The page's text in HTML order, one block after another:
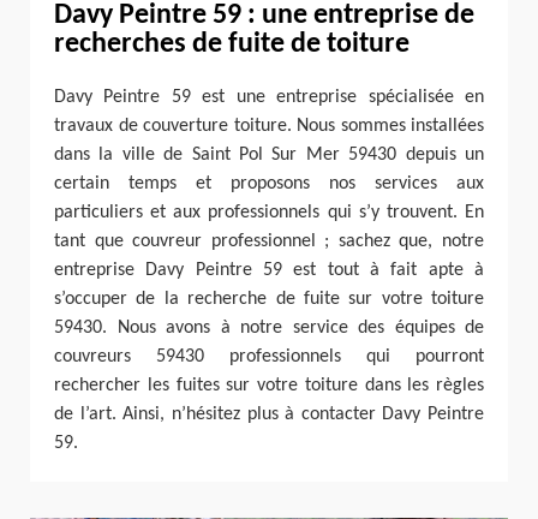
Davy Peintre 59 : une entreprise de
recherches de fuite de toiture
Davy Peintre 59 est une entreprise spécialisée en
travaux de couverture toiture. Nous sommes installées
dans la ville de Saint Pol Sur Mer 59430 depuis un
certain temps et proposons nos services aux
particuliers et aux professionnels qui s’y trouvent. En
tant que couvreur professionnel ; sachez que, notre
entreprise Davy Peintre 59 est tout à fait apte à
s’occuper de la recherche de fuite sur votre toiture
59430. Nous avons à notre service des équipes de
couvreurs 59430 professionnels qui pourront
rechercher les fuites sur votre toiture dans les règles
de l’art. Ainsi, n’hésitez plus à contacter Davy Peintre
59.